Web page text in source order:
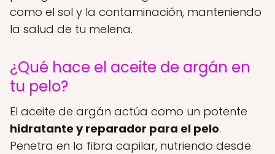
como el sol y la contaminación, manteniendo
la salud de tu melena.
¿Qué hace el aceite de argán en
tu pelo?
El aceite de argán actúa como un potente
hidratante y reparador para el pelo.
Penetra en la fibra capilar, nutriendo desde